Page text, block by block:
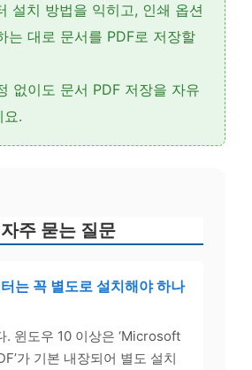
설치 방법을 익히고, 인쇄 옵션
는 대로 문서를 PDF로 저장할
없이도 문서 PDF 저장을 자유
요.
자주 묻는 질문
는 꼭 별도로 설치해야 하나
. 윈도우 10 이상은 ‘Microsoft
가 기본 내장되어 별도 설치